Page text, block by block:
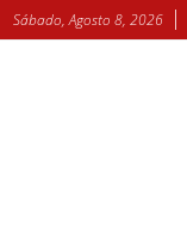
Sábado, Agosto 8, 2026